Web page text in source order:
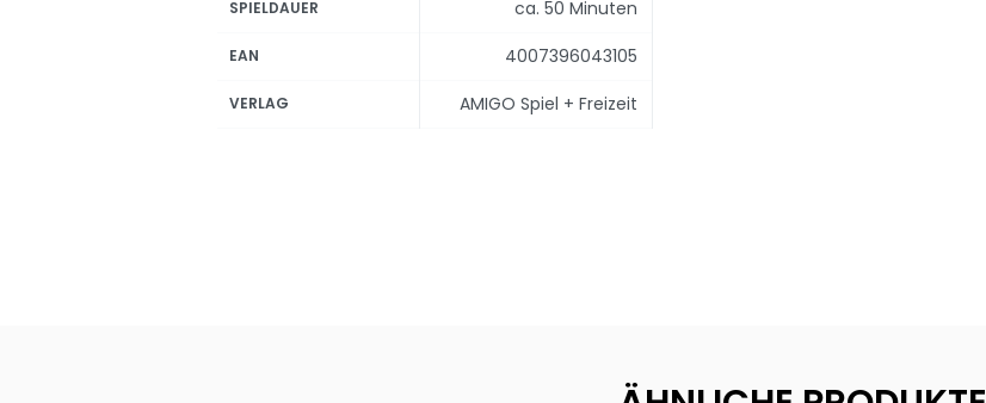
SPIELDAUER ca. 50 Minuten
EAN 4007396043105
VERLAG AMIGO Spiel + Freizeit